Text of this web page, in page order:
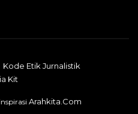
Kode Etik Jurnalistik
Kit
Arahkita.com